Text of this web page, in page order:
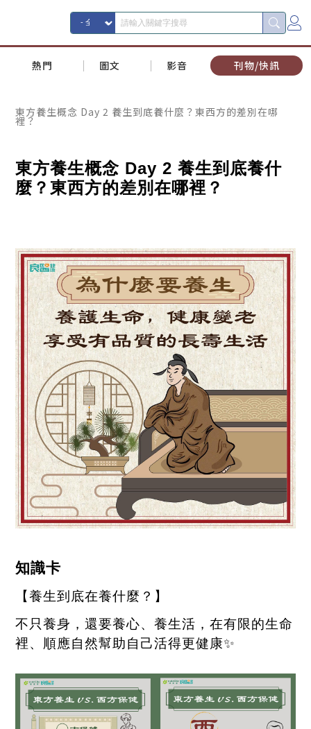
熱門 圖文 影音 刊物/快訊
東方養生概念 Day 2 養生到底養什麼？東西方的差別在哪
裡？
東方養生概念 Day 2養生到底養什
麼？東西方的差別在哪裡？
知識卡
【養生到底在養什麼？】
不只養身，還要養心、養生活，在有限的生命
裡、順應自然幫助自己活得更健康✨